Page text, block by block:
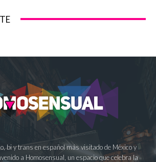
bi y trans en español más visitado de México y
a Homosensual, un espacio que celebra la